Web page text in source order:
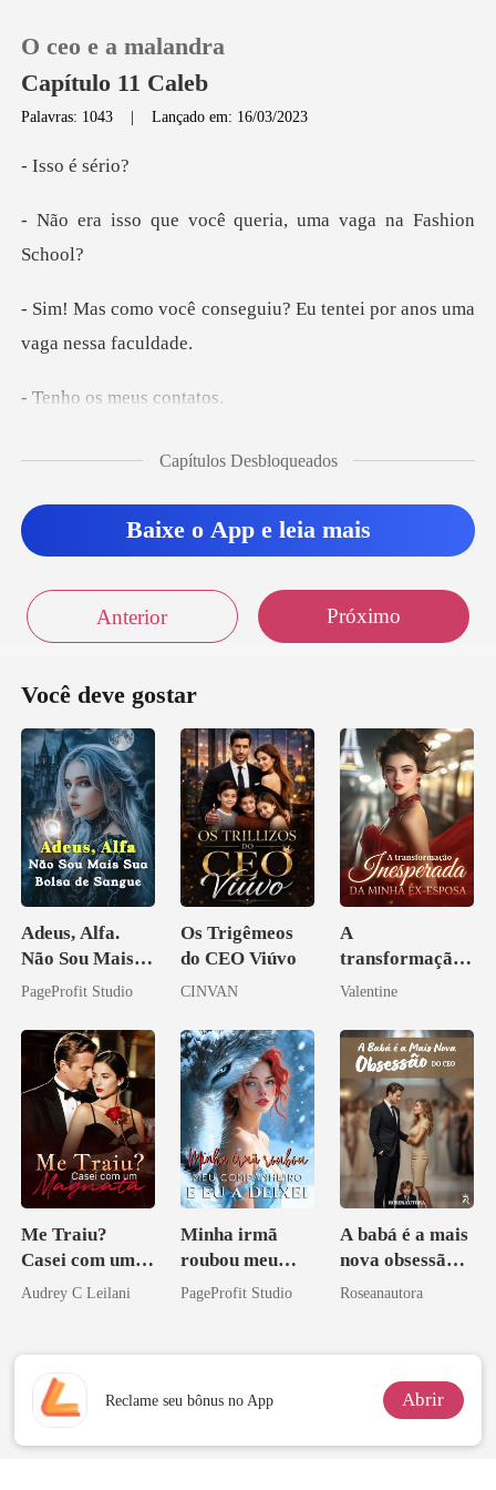
Loja
O ceo e a malandra
Capítulo 11 Caleb
Palavras: 1043 |Lançado em: 16/03/2023
o é s
você queria, uma va
eguiu? Eu tentei por anos
os meus
a
Capítulos Desbloqueados
Baixe o App e leia mais
Anterior Próximo
Você deve gostar
Adeus, Alfa.
Não Sou Mais
Sua Bolsa de
PageProfit Studio
Os Trigêmeos
do CEO Viúvo
CINVAN
A
transformação
inesperada da
esposa
Valentine
Me Traiu?
Casei com um
Magnata
Audrey C Leilani
Minha irmã
roubou meu
companheiro e
PageProfit Studio
A babá é a mais
nova obsessão
do CEO
Roseanautora
Reclame seu bônus no App Abrir